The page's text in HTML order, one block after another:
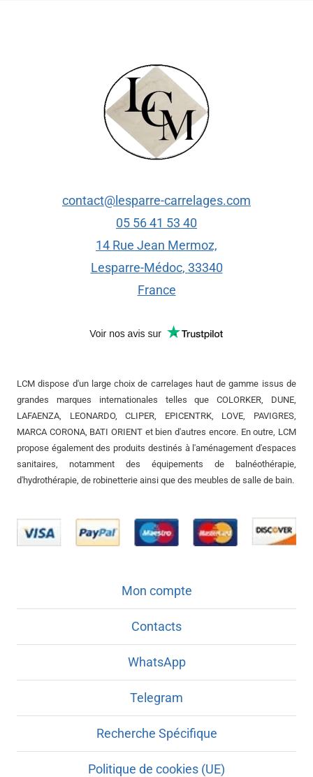
contact@lesparre-carrelages.com
05 56 41 53 40
14 Rue Jean Mermoz,
Lesparre-Médoc, 33340
France
LCM dispose d'un large choix de carrelages haut de gamme issus de
grandes marques internationales telles que COLORKER, DUNE,
LAFAENZA, LEONARDO, CLIPER, EPICENTRK, LOVE, PAVIGRES,
MARCA CORONA, BATI ORIENT et bien d'autres encore. En outre, LCM
propose également des produits destinés à l'aménagement d'espaces
sanitaires, notamment des équipements de balnéothérapie,
d'hydrothérapie, de robinetterie ainsi que des meubles de salle de bain.
Mon compte
Contacts
WhatsApp
Telegram
Recherche Spécifique
Politique de cookies (UE)